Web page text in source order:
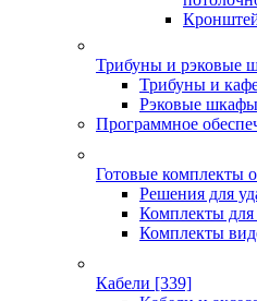
Трибуны и рэковые
Трибуны и
Рэковые шкафы
Программное
Готовые комплекты
Решения для
Комплекты для
Комплекты
Кабели [339]